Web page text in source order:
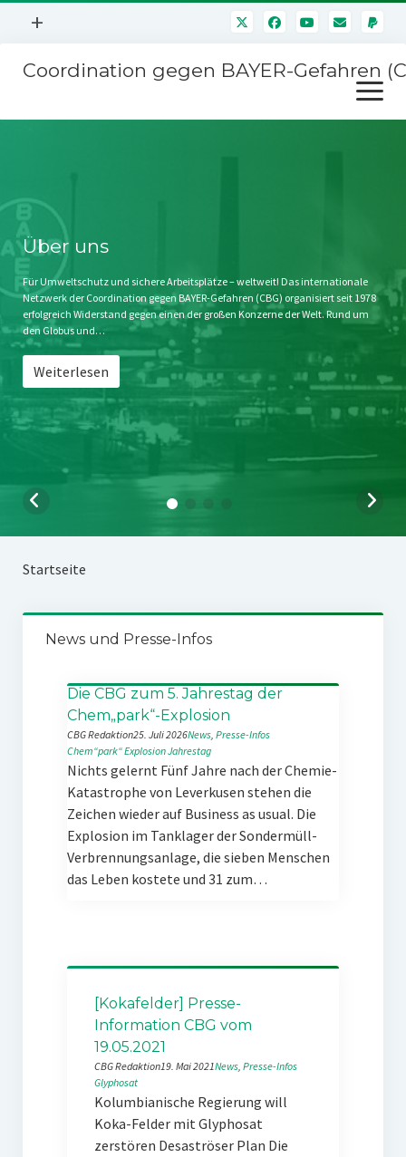
Menü
+
Mitmachen
Kontakt
Impressum
Störfälle
Coordination gegen BAYER-Gefahren
Menü
öffnen
Stichwort BAYER
Jahrestagung
SPENDEN
Über uns
Für Umweltschutz und sichere Arbeitsplätze – weltweit! Das internationale
Netzwerk der Coordination gegen BAYER-Gefahren (CBG) organisiert seit 1978
erfolgreich Widerstand gegen einen der großen Konzerne der Welt. Rund um
den Globus und…
Weiterlesen
Startseite
News und Presse-Infos
Die CBG zum 5. Jahrestag der
Chem„park“-Explosion
CBG Redaktion25. Juli 2026News, Presse-Infos
Chem“park“ExplosionJahrestag
Nichts gelernt Fünf Jahre nach der Chemie-
Katastrophe von Leverkusen stehen die
Zeichen wieder auf Business as usual. Die
Explosion im Tanklager der Sondermüll-
Verbrennungsanlage, die sieben Menschen
das Leben kostete und 31 zum…
[Kokafelder] Presse-
Information CBG vom
19.05.2021
CBG Redaktion19. Mai 2021News, Presse-Infos
Glyphosat
Kolumbianische Regierung will
Koka-Felder mit Glyphosat
zerstören Desaströser Plan Die